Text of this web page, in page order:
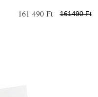
161 490 Ft 161490 Ft